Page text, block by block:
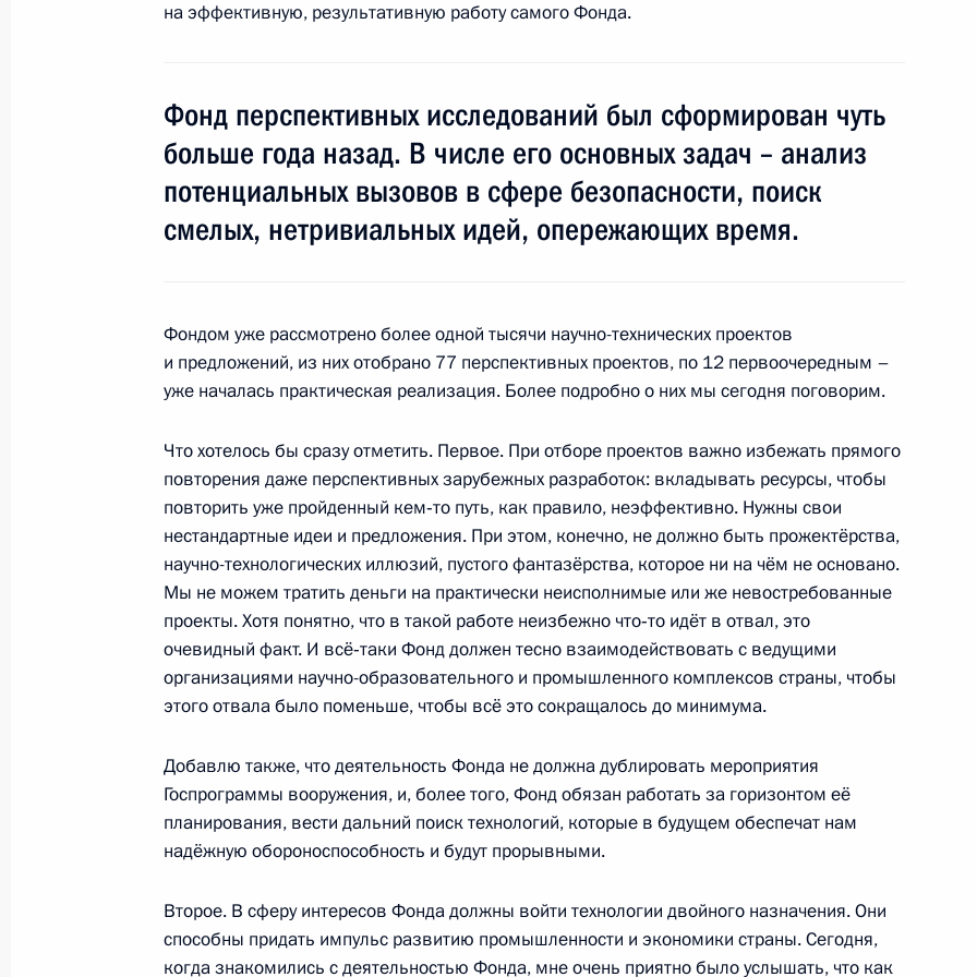
20 февраля 2015 года, 15:00
Рабочая встреча с губернатором Тульской области Владимиром
Груздевым
14 января 2015 года, 13:40
20 января 2014 года
Владимир Путин совершит рабочую поездку в Тульскую область
19 января 2014 года, 18:00
Кадровые изменения в федеральных государственных органах
Рабочая встреча с губернатором Тульской области Владимиром
28 ноября 2012 года, 13:30
на эффективную, результативную работу самого Фонда.
Фонд перспективных исследований был сформирован чуть
больше года назад. В числе его основных задач – анализ
потенциальных вызовов в сфере безопасности, поиск
смелых, нетривиальных идей, опережающих время.
Фондом уже рассмотрено более одной тысячи научно-технических проектов
и предложений, из них отобрано 77 перспективных проектов, по 12 первоочередным –
уже началась практическая реализация. Более подробно о них мы сегодня поговорим.
Что хотелось бы сразу отметить. Первое. При отборе проектов важно избежать прямого
повторения даже перспективных зарубежных разработок: вкладывать ресурсы, чтобы
повторить уже пройденный кем‑то путь, как правило, неэффективно. Нужны свои
нестандартные идеи и предложения. При этом, конечно, не должно быть прожектёрства,
научно-технологических иллюзий, пустого фантазёрства, которое ни на чём не основано.
Мы не можем тратить деньги на практически неисполнимые или же невостребованные
проекты. Хотя понятно, что в такой работе неизбежно что‑то идёт в отвал, это
очевидный факт. И всё‑таки Фонд должен тесно взаимодействовать с ведущими
организациями научно-образовательного и промышленного комплексов страны, чтобы
этого отвала было поменьше, чтобы всё это сокращалось до минимума.
Добавлю также, что деятельность Фонда не должна дублировать мероприятия
Госпрограммы вооружения, и, более того, Фонд обязан работать за горизонтом её
планирования, вести дальний поиск технологий, которые в будущем обеспечат нам
надёжную обороноспособность и будут прорывными.
Второе. В сферу интересов Фонда должны войти технологии двойного назначения. Они
способны придать импульс развитию промышленности и экономики страны. Сегодня,
когда знакомились с деятельностью Фонда, мне очень приятно было услышать, что как